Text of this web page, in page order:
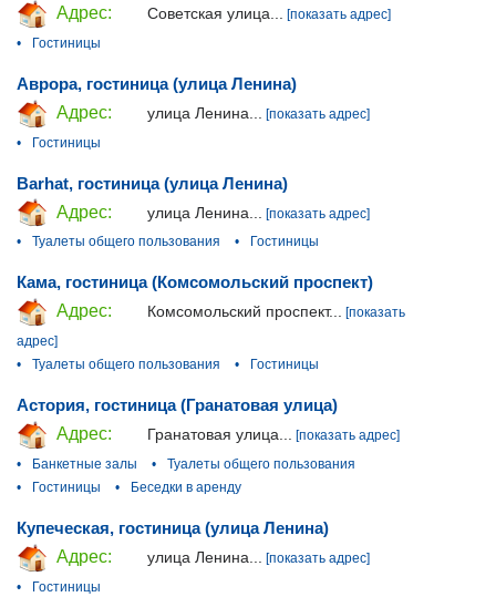
Адрес:
Советская улица...
[показать адрес]
•
Гостиницы
Аврора, гостиница (улица Ленина)
Адрес:
улица Ленина...
[показать адрес]
•
Гостиницы
Barhat, гостиница (улица Ленина)
Адрес:
улица Ленина...
[показать адрес]
•
Туалеты общего пользования • Гостиницы
Кама, гостиница (Комсомольский проспект)
Адрес:
Комсомольский проспект... [показать
адрес]
•
Туалеты общего пользования • Гостиницы
Астория, гостиница (Гранатовая улица)
Адрес:
Гранатовая улица...
[показать адрес]
•
Банкетные залы •
Туалеты общего пользования
•
Гостиницы • Беседки в аренду
Купеческая, гостиница (улица Ленина)
Адрес:
улица Ленина...
[показать адрес]
•
Гостиницы